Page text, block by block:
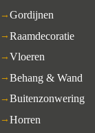
Gordijnen
Raamdecoratie
Vloeren
Behang & Wand
Buitenzonwering
Horren